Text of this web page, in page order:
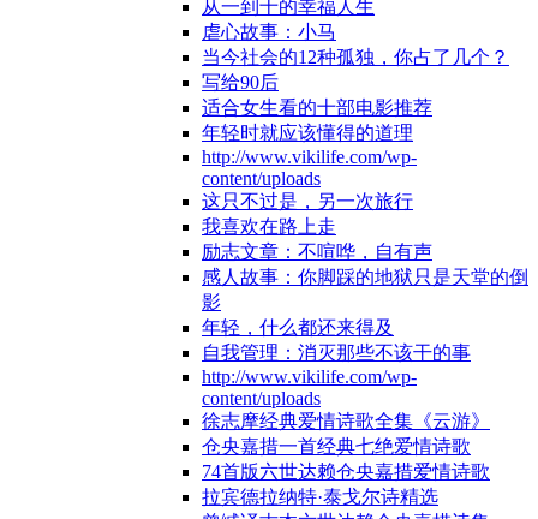
从一到十的幸福人生
虐心故事：小马
当今社会的12种孤独，你占了几个？
写给90后
适合女生看的十部电影推荐
年轻时就应该懂得的道理
http://www.vikilife.com/wp-
content/uploads
这只不过是，另一次旅行
我喜欢在路上走
励志文章：不喧哗，自有声
感人故事：你脚踩的地狱只是天堂的倒
影
年轻，什么都还来得及
自我管理：消灭那些不该干的事
http://www.vikilife.com/wp-
content/uploads
徐志摩经典爱情诗歌全集《云游》
仓央嘉措一首经典七绝爱情诗歌
74首版六世达赖仓央嘉措爱情诗歌
拉宾德拉纳特·泰戈尔诗精选